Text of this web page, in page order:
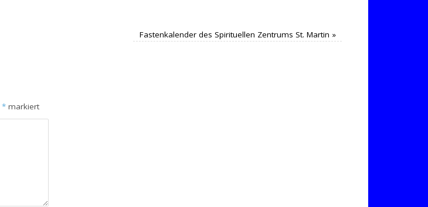
Fastenkalender des Spirituellen Zentrums St. Martin »
* markiert